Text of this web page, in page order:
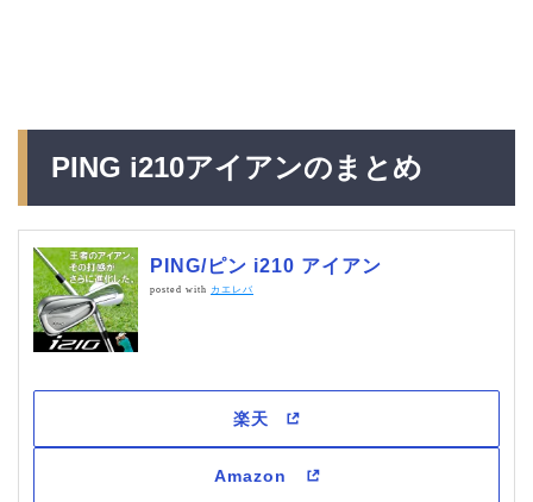
PING i210アイアンのまとめ
PING/ピン i210 アイアン
posted with カエレバ